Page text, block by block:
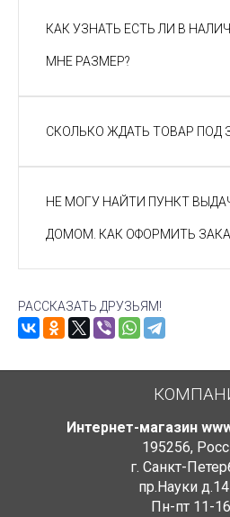
КАК УЗНАТЬ ЕСТЬ ЛИ В
МНЕ РАЗМЕР?
СКОЛЬКО ЖДАТЬ ТОВАР ПОД
НЕ МОГУ НАЙТИ ПУНКТ
ДОМОМ. КАК ОФОРМИТЬ
РАССКАЗАТЬ ДРУЗЬЯМ!
Интернет-магазин
195256,
г. Санкт-
пр.Науки д.14
Пн-пт 11-